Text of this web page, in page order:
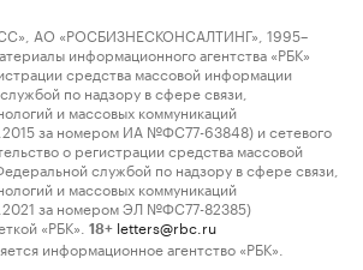
АО «РОСБИЗНЕСКОНСАЛТИНГ», 1995–
информационного агентства «РБК»
средства массовой информации
по надзору в сфере связи,
и массовых коммуникаций
за номером ИА №ФС77-63848) и сетевого
о регистрации средства массовой
службой по надзору в сфере связи,
и массовых коммуникаций
за номером ЭЛ №ФС77-82385)
«РБК».
18+ letters@rbc.ru
информационное агентство «РБК».